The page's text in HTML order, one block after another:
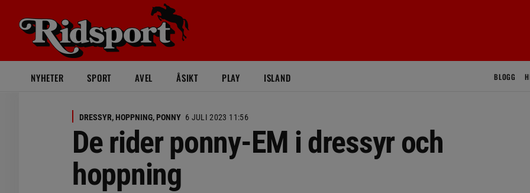
NYHETER SPORT AVEL ÅSIKT PLAY ISLAND BLOGG
DRESSYR, HOPPNING, PONNY 6 JULI 2023 11:56
De rider ponny-EM i dressyr och
hoppning